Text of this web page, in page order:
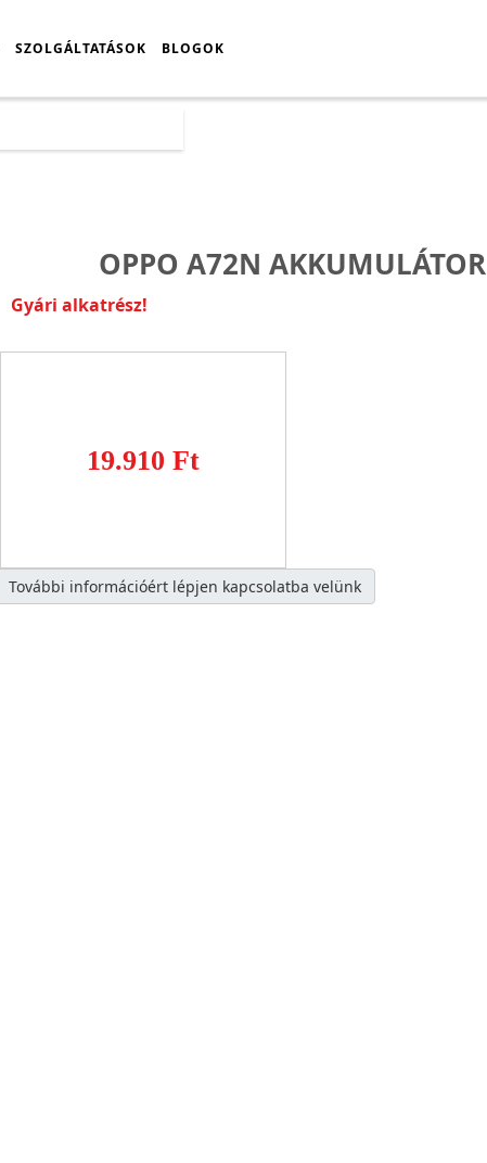
SZOLGÁLTATÁSOK BLOGOK
OPPO A72N AKKUMULÁTOR
Gyári alkatrész!
19.910 Ft
További információért lépjen kapcsolatba velünk